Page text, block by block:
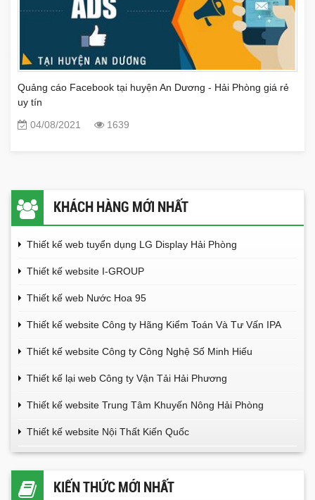
Quảng cáo Facebook tại huyện An Dương - Hải Phòng giá rẻ
uy tín
04/08/2021
1639
KHÁCH HÀNG MỚI NHẤT
Thiết kế web tuyển dụng LG Display Hải Phòng
Thiết kế website I-GROUP
Thiết kế web Nước Hoa 95
Thiết kế website Công ty Hãng Kiểm Toán Và Tư Vấn IPA
Thiết kế website Công ty Công Nghệ Số Minh Hiếu
Thiết kế lại web Công ty Vận Tải Hải Phương
Thiết kế website Trung Tâm Khuyến Nông Hải Phòng
Thiết kế website Nội Thất Kiến Quốc
KIẾN THỨC MỚI NHẤT